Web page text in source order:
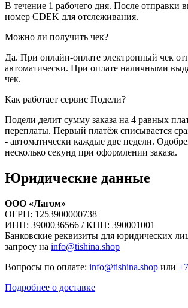
В течение 1 рабочего дня. После отправки
номер CDEK для отслеживания.
Можно ли получить чек?
Да. При онлайн-оплате электронный чек
автоматически. При оплате наличными
чек.
Как работает сервис Подели?
Подели делит сумму заказа на 4 равных
переплаты. Первый платёж списывается
- автоматически каждые две недели.
несколько секунд при оформлении заказа.
Юридические данные
ООО «Лагом»
ОГРН: 1253900000738
ИНН: 3900036566 / КПП: 390001001
Банковские реквизиты для юридических
запросу на info@tishina.shop
Вопросы по оплате: info@tishina.shop или
Подробнее о доставке